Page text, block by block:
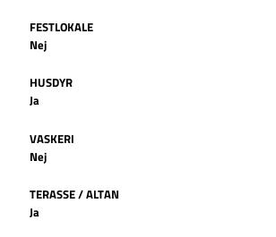
FESTLOKALE
Nej
HUSDYR
Ja
VASKERI
Nej
TERASSE / ALTAN
Ja